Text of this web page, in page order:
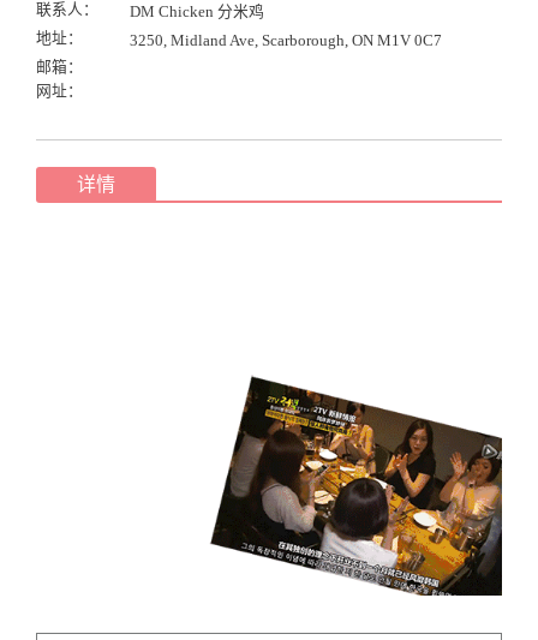
联系人：
DM Chicken 分米鸡
地址：
3250, Midland Ave, Scarborough, ON M1V 0C7
邮箱：
网址：
详情